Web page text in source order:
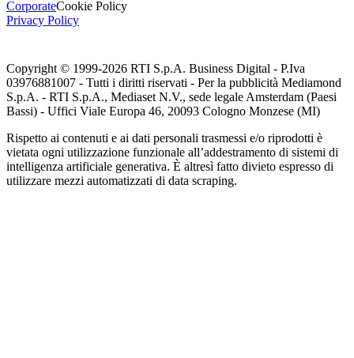
CorporateCookie Policy
Privacy Policy
Copyright © 1999-2026 RTI S.p.A. Business Digital - P.Iva
03976881007 - Tutti i diritti riservati - Per la pubblicità Mediamond
S.p.A. - RTI S.p.A., Mediaset N.V., sede legale Amsterdam (Paesi
Bassi) - Uffici Viale Europa 46, 20093 Cologno Monzese (MI)
Rispetto ai contenuti e ai dati personali trasmessi e/o riprodotti è
vietata ogni utilizzazione funzionale all’addestramento di sistemi di
intelligenza artificiale generativa. È altresì fatto divieto espresso di
utilizzare mezzi automatizzati di data scraping.